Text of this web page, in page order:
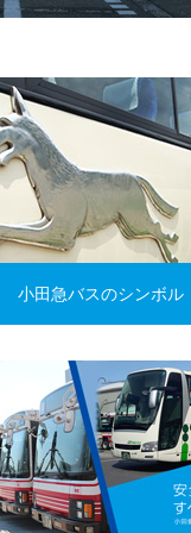
小田急バスのシンボル